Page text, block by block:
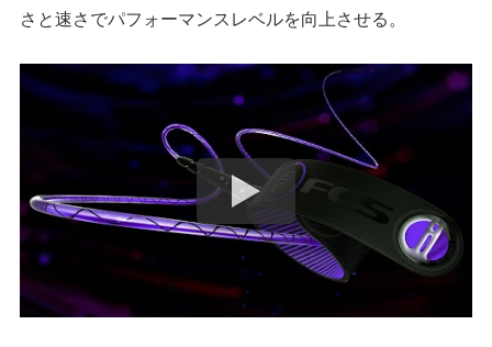
さと速さでパフォーマンスレベルを向上させる。